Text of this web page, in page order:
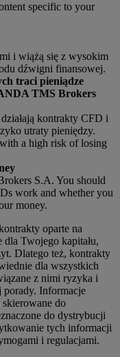
specific to your
i wiążą się z wysokim
dźwigni finansowej.
traci pieniądze
TMS Brokers
kontrakty CFD i
utraty pieniędzy.
a high risk of losing
S.A. You should
work and whether you
money.
oparte na
Twojego kapitału,
Dlatego też, kontrakty
dla wszystkich
z nimi ryzyka i
porady. Informacje
do
do dystrybucji
tych informacji
i regulacjami.